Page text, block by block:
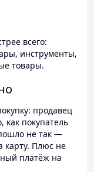
всего:
инструменты,
товары.
продавец
как покупатель
не так —
карту. Плюс не
платёж на